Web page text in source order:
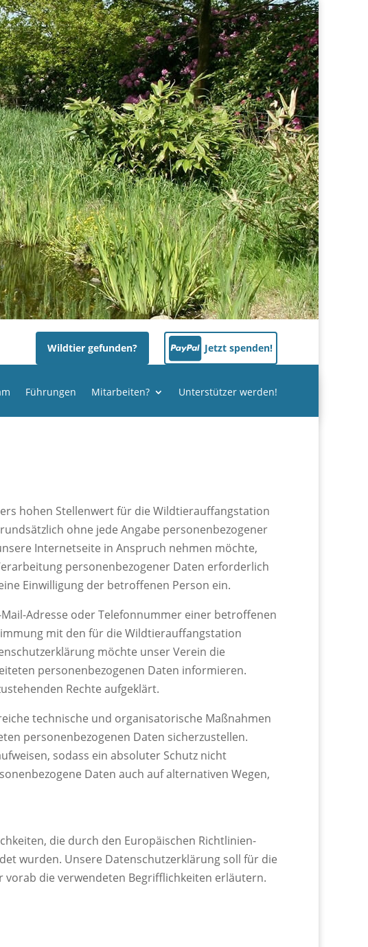
Wildtier gefunden? Jetzt spenden!
Führungen Mitarbeiten? Unterstützer werden!
hohen Stellenwert für die Wildtierauffangstation
ohne jede Angabe personenbezogener
Internetseite in Anspruch nehmen möchte,
personenbezogener Daten erforderlich
Einwilligung der betroffenen Person ein.
Adresse oder Telefonnummer einer betroffenen
mit den für die Wildtierauffangstation
möchte unser Verein die
personenbezogenen Daten informieren.
Rechte aufgeklärt.
technische und organisatorische Maßnahmen
personenbezogenen Daten sicherzustellen.
sodass ein absoluter Schutz nicht
Daten auch auf alternativen Wegen,
die durch den Europäischen Richtlinien-
wurden. Unsere Datenschutzerklärung soll für die
die verwendeten Begrifflichkeiten erläutern.